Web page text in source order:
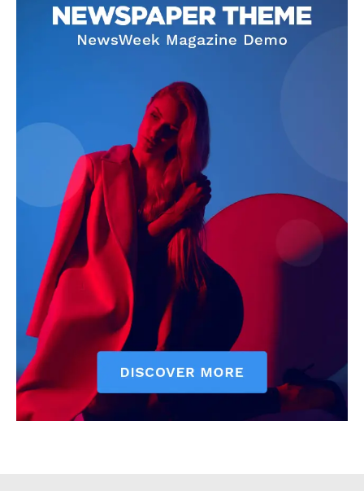
Contact us
Subscription Plans
My account